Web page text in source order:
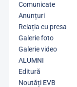
Comunicate
Anunțuri
Relația cu presa
Galerie foto
Galerie video
ALUMNI
Editură
Noutăți EVB